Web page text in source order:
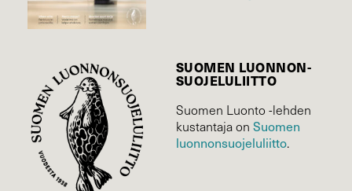
SUOMEN LUONNON­
SUOJELU­LIITTO
Suomen Luonto -lehden
kustantaja on Suomen
luonnonsuojelu­liitto.